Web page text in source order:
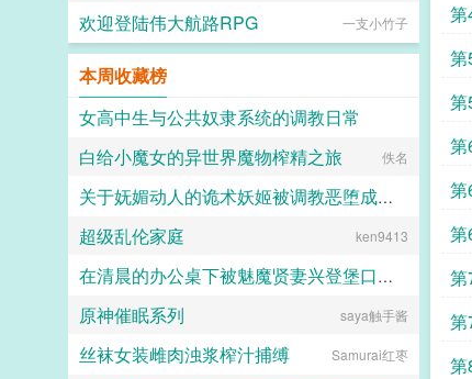
第
第
第
第
第
第
第
第
第
男主的反派开阔胸怀，让毁灭世界的
反派知道人间有爱，这样他就不会搞
事啦！上吧！小o！被绑定的苏妙容
听完系统的一通忽悠，愣住了。可是
我是女alpha，你是不是绑错人了。
013听完苏妙容的话也愣住了，应该
都一样吧。完了，它没能量换绑。苏
妙容一脸热忱，那好！你放心吧，既
然你如此相信我，这点小事我一定搞
定！爱吗，要深刻才有，等她先撅了
反派再说。—苏妙容面容美丽心思恶
毒，几乎所有反派都知道，可是他们
却控制不住自己，心甘情愿低下头祈
求对方那微薄的爱意。哪怕少女明媚
鲜妍的面容吐露出令人难堪的话语，
践踏他们的自尊，踩碎他们的脊梁。
可爱意，依旧生生不息。面容美美心
狠狠女alphax各种阴暗大反派...
欢迎登陆伟大航路RPG 一支小竹子
本周收藏榜
女高中生与公共奴隶系统的调教日常
喵不可言
白给小魔女的异世界魔物榨精之旅 佚名
关于妩媚动人的诡术妖姬被调教恶堕成媚黑母猪乐芙兰的这档子事
F心R
超级乱伦家庭 ken9413
在清晨的办公桌下被魅魔贤妻兴登堡口交，夜晚在宴会厅角落的鞋交
火锅气候
原神催眠系列 saya触手酱
丝袜女装雌肉浊浆榨汁捕缚 Samurai红枣